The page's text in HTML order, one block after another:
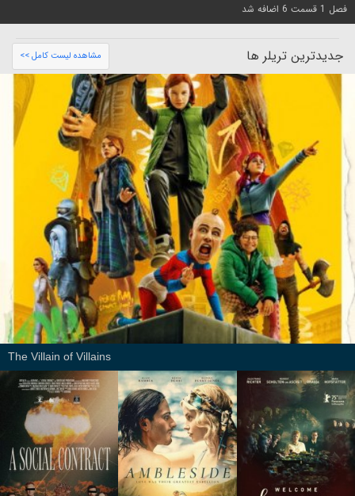
فصل 1 قسمت 6 اضافه شد
جدیدترین تریلر ها مشاهده لیست کامل >>
The Villain of Villains